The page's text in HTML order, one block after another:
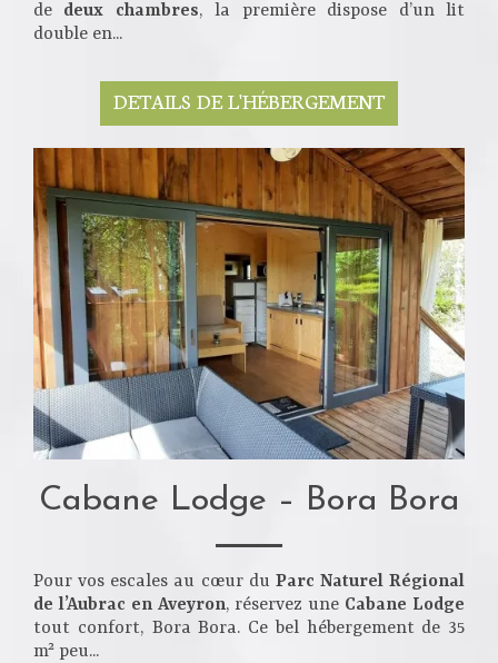
de deux chambres, la première dispose d’un lit
double en...
DETAILS DE L'HÉBERGEMENT
Cabane Lodge – Bora Bora
Pour vos escales au cœur du Parc Naturel Régional
de l’Aubrac en Aveyron, réservez une Cabane Lodge
tout confort, Bora Bora. Ce bel hébergement de 35
m² peu...